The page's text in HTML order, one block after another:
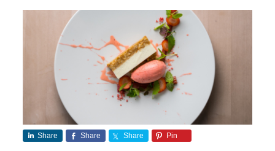
Share Share Share Pin